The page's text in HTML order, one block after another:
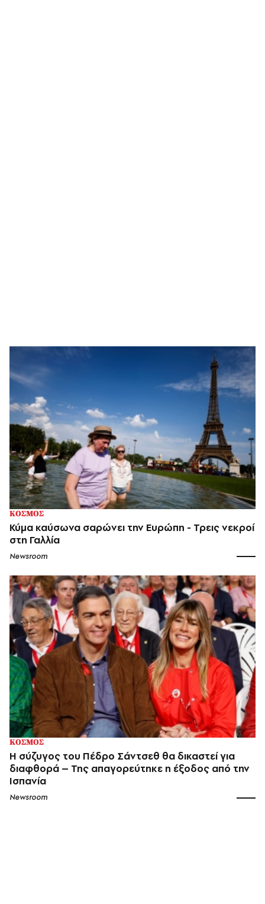
ΚΟΣΜΟΣ
Κύμα καύσωνα σαρώνει την Ευρώπη - Τρεις νεκροί
στη Γαλλία
Newsroom
ΚΟΣΜΟΣ
Η σύζυγος του Πέδρο Σάντσεθ θα δικαστεί για
διαφθορά – Της απαγορεύτηκε η έξοδος από την
Ισπανία
Newsroom